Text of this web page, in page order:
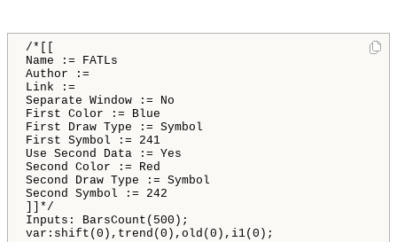
/*[[
Name := FATLs
Author :=
Link :=
Separate Window := No
First Color := Blue
First Draw Type := Symbol
First Symbol := 241
Use Second Data := Yes
Second Color := Red
Second Draw Type := Symbol
Second Symbol := 242
]]*/
Inputs: BarsCount(500);
var:shift(0),trend(0),old(0),i1(0);